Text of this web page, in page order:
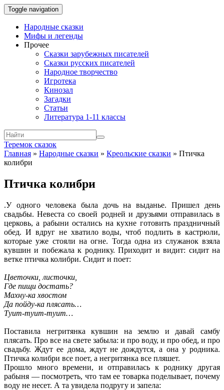
Toggle navigation
Народные сказки
Мифы и легенды
Прочее
Сказки зарубежных писателей
Сказки русских писателей
Народное творчество
Игротека
Кинозал
Загадки
Статьи
Литература 1-11 классы
Теремок сказок
Главная » Народные сказки » Креольские сказки » Птичка
колибри
Птичка колибри
.У одного человека была дочь на выданье. Пришел день
свадьбы. Невеста со своей родней и друзьями отправилась в
церковь, а рабыни остались на кухне готовить праздничный
обед. И вдруг не хватило воды, чтоб подлить в кастрюли,
которые уже стояли на огне. Тогда одна из служанок взяла
кувшин и побежала к роднику. Приходит и видит: сидит на
ветке птичка колибри. Сидит и поет:
Цветочки, листочки,
Где пищи достать?
Махну-ка хвостом
Да пойду-ка плясать…
Туит-туит-туит…
Поставила негритянка кувшин на землю и давай самбу
плясать. Про все на свете забыла: и про воду, и про обед, и про
свадьбу. Ждут ее дома, ждут не дождутся, а она у родника.
Птичка колибри все поет, а негритянка все пляшет.
Прошло много времени, и отправилась к роднику другая
рабыня — посмотреть, что там ее товарка поделывает, почему
воду не несет. А та увидела подругу и запела: